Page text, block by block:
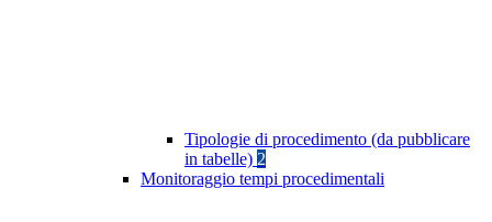
Tipologie di procedimento (da pubblicare
in tabelle) 2
Monitoraggio tempi procedimentali